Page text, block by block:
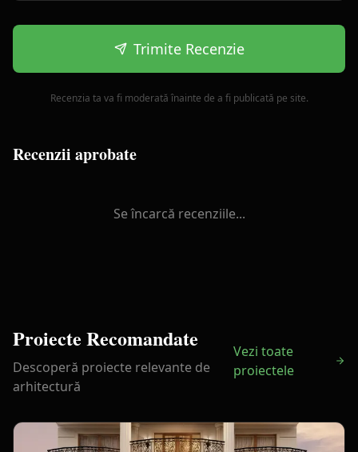
Trimite Recenzie
Recenzia ta va fi moderată înainte de a fi publicată pe site.
Recenzii aprobate
Se încarcă recenziile...
Proiecte Recomandate
Descoperă proiecte relevante de
arhitectură
Vezi toate
proiectele